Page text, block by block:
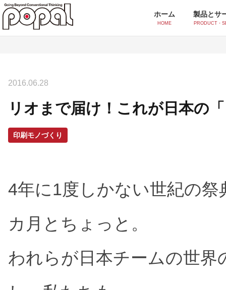
ホーム
HOME
製品とサ
PRODUCT・
ポッティングシール
スクリーンUV印刷
感紫外線印刷(フォトクロミック)
ベローズプリント
2016.06.28
リオまで届け！これが日本の
印刷モノづくり
4年に1度しかない世紀の
カ月とちょっと。
われらが日本チームの世界